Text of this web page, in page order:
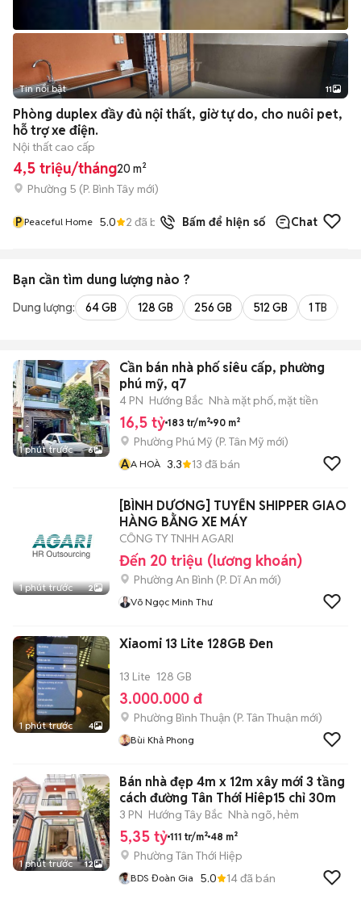
+2
Tin nổi bật 11
Phòng duplex đầy đủ nội thất, giờ tự do, cho nuôi pet,
hỗ trợ xe điện.
Nội thất cao cấp
4,5 triệu/tháng20 m²
Phường 5 (P. Bình Tây mới)
P Peaceful Home 5.0 2 đã bán Bấm để hiện số Chat
Bạn cần tìm dung lượng nào ?
Dung lượng: 64 GB 128 GB 256 GB 512 GB 1 TB
1 phút trước 6
Cần bán nhà phố siêu cấp, phường
phú mỹ, q7
4 PN Hướng Bắc Nhà mặt phố, mặt tiền
16,5 tỷ 183 tr/m² 90 m²
Phường Phú Mỹ (P. Tân Mỹ mới)
AA HOÀ 3.3 13 đã bán
1 phút trước 2
[BÌNH DƯƠNG] TUYỂN SHIPPER GIAO
HÀNG BẰNG XE MÁY
CÔNG TY TNHH AGARI
Đến 20 triệu (lương khoán)
Phường An Bình (P. Dĩ An mới)
Võ Ngọc Minh Thư
1 phút trước 4
Xiaomi 13 Lite 128GB Đen
13 Lite 128 GB
3.000.000 đ
Phường Bình Thuận (P. Tân Thuận mới)
Bùi Khả Phong
1 phút trước 12
Bán nhà đẹp 4m x 12m xây mới 3 tầng
cách đường Tân Thới Hiêp15 chỉ 30m
3 PN Hướng Tây Bắc Nhà ngõ, hẻm
5,35 tỷ 111 tr/m² 48 m²
Phường Tân Thới Hiệp
BDS Đoàn Gia 5.0 14đã bán